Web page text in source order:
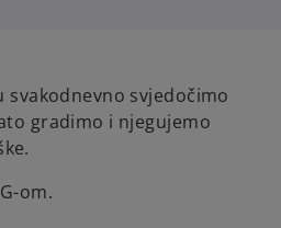
svakodnevno svjedočimo
gradimo i njegujemo
om.